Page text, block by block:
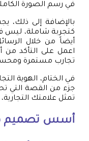
في رسم الصورة
بالإضافة إلى ذلك،
كتجربة شاملة، ليس
أيضاً من خلال
اعمل على التأكد من
تجارب مستمرة
في الختام، الهوية
جزء من القصة التي
تمثل علامتك
أسس تصميم